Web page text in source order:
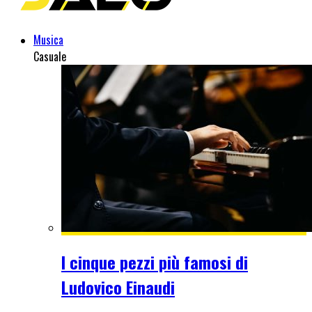
Musica
Casuale
I cinque pezzi più famosi di
Ludovico Einaudi